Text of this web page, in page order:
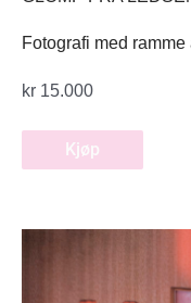
Fotografi med
kr 15.000
Kjøp